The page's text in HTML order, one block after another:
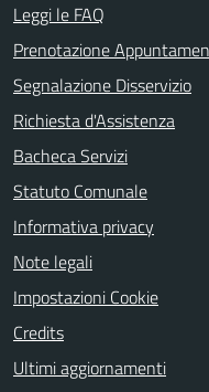
Leggi le FAQ
Prenotazione
Segnalazione Disservizio
Richiesta d'Assistenza
Bacheca Servizi
Statuto Comunale
Informativa privacy
Note legali
Impostazioni Cookie
Credits
Ultimi aggiornamenti